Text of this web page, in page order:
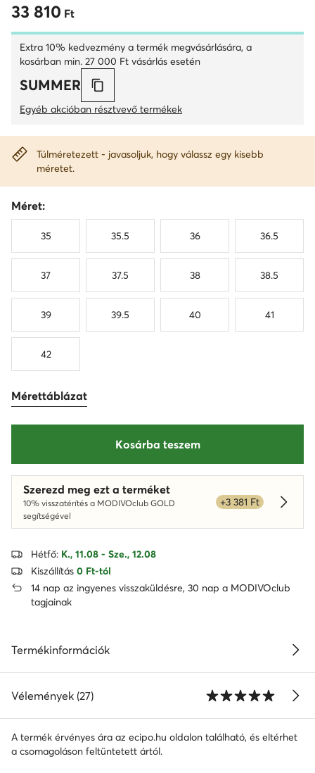
33 810 Ft
33 810 Ft
Extra 10% kedvezmény a termék megvásárlására, a
kosárban min. 27 000 Ft vásárlás esetén
SUMMER
Egyéb akcióban résztvevő termékek
Túlméretezett - javasoljuk, hogy válassz egy kisebb
méretet.
Méret:
35 35.5 36 36.5
37 37.5 38 38.5
39 39.5 40 41
42
Mérettáblázat
Kosárba teszem
Szerezd meg ezt a terméket
10% visszatérítés a MODIVOclub GOLD
segítségével
+3 381 Ft
Hétfő: K., 11.08 - Sze., 12.08
Kiszállítás 0 Ft-tól
14 nap az ingyenes visszaküldésre, 30 nap a MODIVOclub
tagjainak
Termékinformációk
Vélemények (27)
A termék érvényes ára az ecipo.hu oldalon található, és eltérhet
a csomagoláson feltüntetett ártól.